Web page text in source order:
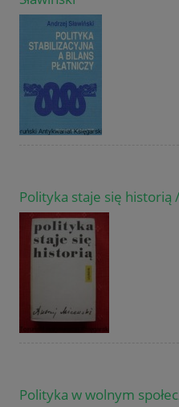
Polityka staje się historią
Polityka w wolnym